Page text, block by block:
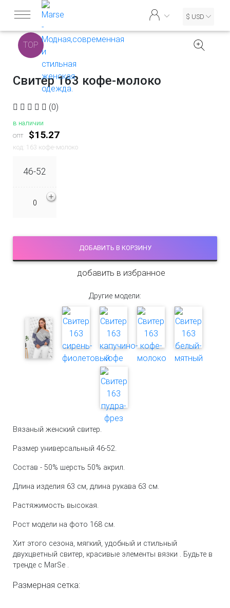
$ USD
TOP
Свитер 163 кофе-молоко
(0)
в наличии
опт $15.27
код: 163 кофе-молоко
46-52
ДОБАВИТЬ В КОРЗИНУ
добавить в избранное
Другие модели:
Вязаный женский свитер.
Размер универсальный 46-52.
Состав - 50% шерсть 50% акрил.
Длина изделия 63 см, длина рукава 63 см.
Растяжимость высокая.
Рост модели на фото 168 см.
Хит этого сезона, мягкий, удобный и стильный
двухцветный свитер, красивые элементы вязки . Будьте в
тренде с MarSe .
Размерная сетка: